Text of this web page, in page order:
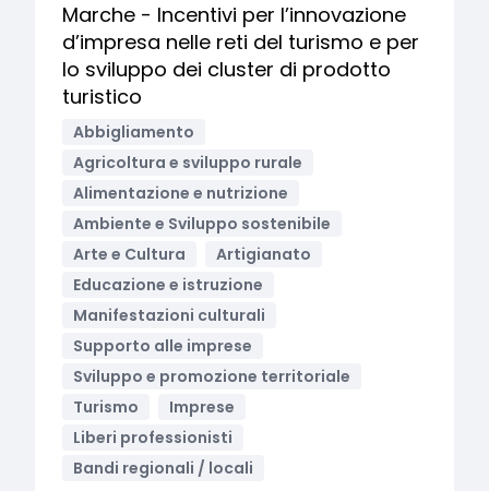
Marche - Incentivi per l’innovazione
d’impresa nelle reti del turismo e per
lo sviluppo dei cluster di prodotto
turistico
Abbigliamento
Agricoltura e sviluppo rurale
Alimentazione e nutrizione
Ambiente e Sviluppo sostenibile
Arte e Cultura
Artigianato
Educazione e istruzione
Manifestazioni culturali
Supporto alle imprese
Sviluppo e promozione territoriale
Turismo
Imprese
Liberi professionisti
Bandi regionali / locali